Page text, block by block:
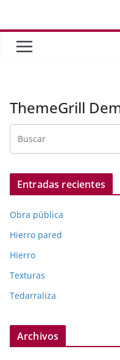
contenido
ThemeGrill
Entradas recientes
Obra pública
Hierro pared
Hierro
Texturas
Tedarraliza
Archivos